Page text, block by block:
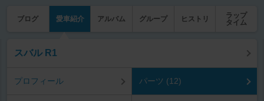
ブログ 愛車紹介 アルバム グループ ヒストリ
ラップ
タイム
スバル R1
プロフィール パーツ (12)